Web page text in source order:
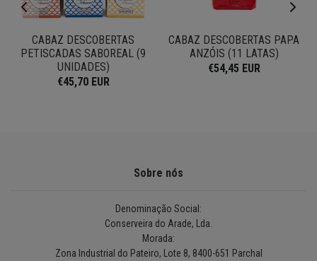
CABAZ DESCOBERTAS
PETISCADAS SABOREAL (9
UNIDADES)
€45,70 EUR
CABAZ DESCOBERTAS PAPA
ANZÓIS (11 LATAS)
€54,45 EUR
Sobre nós
Denominação Social:
Conserveira do Arade, Lda.
Morada:
Zona Industrial do Pateiro, Lote 8, 8400-651 Parchal